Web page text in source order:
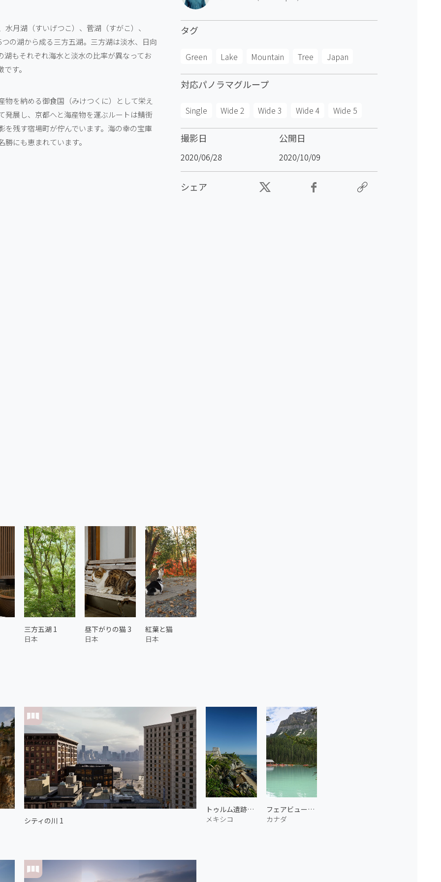
月湖（すいげつこ）、菅湖（すがこ）、
の湖から成る三方五湖。三方湖は淡水、日向
もそれぞれ海水と淡水の比率が異なってお
す。
を納める御食国（みけつくに）として栄え
展し、京都へと海産物を運ぶルートは鯖街
残す宿場町が佇んでいます。海の幸の宝庫
にも恵まれています。
タグ
Green Lake Mountain Tree Japan
対応パノラマグループ
Single Wide 2 Wide 3 Wide 4 Wide 5
撮影日
2020/06/28
公開日
2020/10/09
シェア
三方五湖 1
日本
昼下がりの猫 3
日本
紅葉と猫
日本
シティの川 1
トゥルム遺跡の海岸 2
メキシコ
フェアビュー山とルイーズ湖
カナダ